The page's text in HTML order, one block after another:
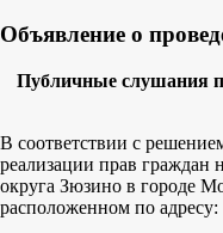
Объявление о
Публичные слушания
В соответствии с
реализации прав граждан
округа Зюзино в городе
расположенном по